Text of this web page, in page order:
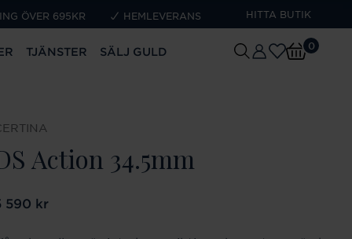
ÖVER 695KR HEMLEVERANS HITTA BUTIK
TJÄNSTER SÄLJ GULD 0
Action 34.5mm
:5 590 kr
590 kr